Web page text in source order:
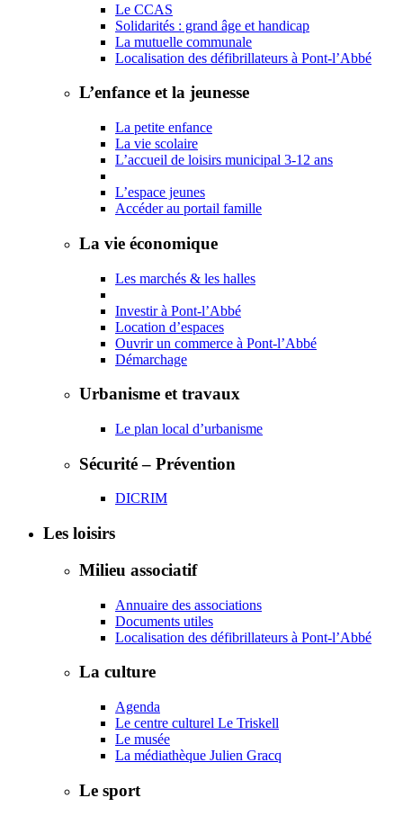
Le CCAS
Solidarités : grand âge et handicap
La mutuelle communale
Localisation des défibrillateurs à Pont-l’Abbé
L’enfance et la jeunesse
La petite enfance
La vie scolaire
L’accueil de loisirs municipal 3-12 ans
L’espace jeunes
Accéder au portail famille
La vie économique
Les marchés & les halles
Investir à Pont-l’Abbé
Location d’espaces
Ouvrir un commerce à Pont-l’Abbé
Démarchage
Urbanisme et travaux
Le plan local d’urbanisme
Sécurité – Prévention
DICRIM
Les loisirs
Milieu associatif
Annuaire des associations
Documents utiles
Localisation des défibrillateurs à Pont-l’Abbé
La culture
Agenda
Le centre culturel Le Triskell
Le musée
La médiathèque Julien Gracq
Le sport